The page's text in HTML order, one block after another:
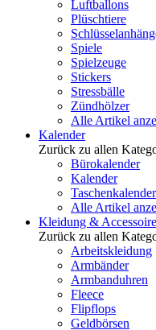
Luftballons
Plüschtiere
Spiele
Spielzeuge
Stickers
Stressbälle
Zündhölzer
Alle Artikel
Kalender
Zurück zu allen
Bürokalender
Kalender
Taschenkalender
Alle Artikel
Kleidung &
Zurück zu allen
Arbeitskleidung
Armbänder
Armbanduhren
Fleece
Flipflops
Geldbörsen